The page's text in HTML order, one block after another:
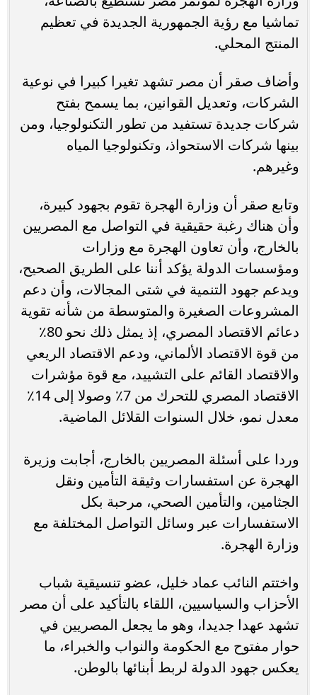
تماشيا مع رؤية الجمهورية الجديدة في تعظيم
المنتج المحلي.
وأضاف صقر أن مصر تشهد تغيرا كبيرا في نوعية
الشركات، وتعديل القوانين، بما يسمح بفتح
شركات جديدة تستفيد من تطور التكنولوجيا، ومن
بينها شركات الاستحواذ، وتكنولوجيا المياه
وغيرهم.
وتابع صقر أن وزارة الهجرة تقوم بجهود كبيرة،
وأن هناك رغبة حقيقية في التواصل مع المصريين
بالخارج، وأن تعاون الهجرة مع وزارات
ومؤسسات الدولة يؤكد أننا على الطريق الصحيح،
ويدعم جهود التنمية في شتى المجالات، وأن دعم
المشروعات الصغيرة والمتوسطة من شأنه تقوية
دعائم الاقتصاد المصري، إذ يمثل ذلك نحو 80٪
من قوة الاقتصاد الألماني، ودعم الاقتصاد الريعي
والاقتصاد القائم على التشييد، مع قوة مؤشرات
الاقتصاد المصري للتحرك من 7٪ وصولا إلى 14٪
معدل نمو، خلال السنوات القلائل الماضية.
وردا على أسئلة المصريين بالخارج، أجابت وزيرة
الهجرة عن استفسارات وثيقة التأمين ونقل
الجثامين، والتأمين الصحي، مرحبة بكل
الاستفسارات عبر وسائل التواصل المختلفة مع
وزارة الهجرة.
واختتم النائب عماد خليل، عضو تنسيقية شباب
الأحزاب والسياسيين، اللقاء بالتأكيد على أن مصر
تشهد عهدا جديدا، وهو ما يجعل المصريين في
حوار مفتوح مع الحكومة والنواب والخبراء، ما
يعكس جهود الدولة لربط أبنائها بالوطن.